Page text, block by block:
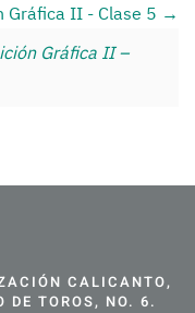
Gráfica II - Clase 5
Gráfica II –
CALICANTO,
DE TOROS, NO. 6.